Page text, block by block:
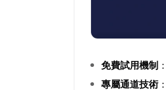
免費試用機制
專屬通道技術